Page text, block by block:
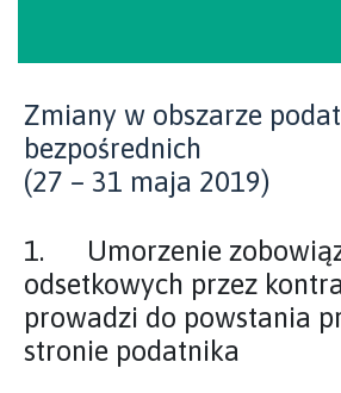
Zmiany w obszarze
bezpośrednich
(27 – 31 maja 2019)
1. Umorzenie
odsetkowych przez
prowadzi do powstania
stronie podatnika